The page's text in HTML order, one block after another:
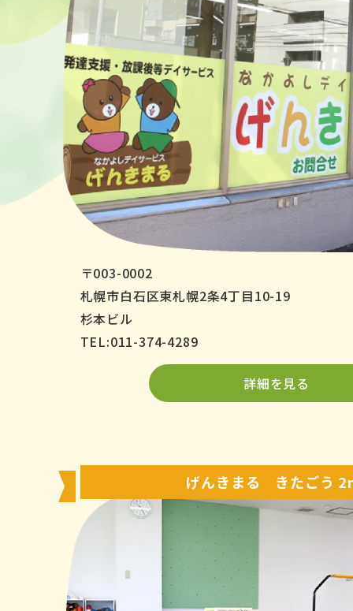
〒003-0002
札幌市白石区東札幌2条4丁目10-19
杉本ビル
TEL:011-374-4289
詳細を見る
げんきまる きたごう